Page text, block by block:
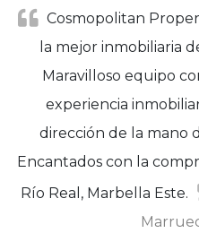
Cosmopolitan
la mejor inmobiliaria
Maravilloso equipo
experiencia
dirección de la mano
Encantados con la
Río Real, Marbella Este.
García
Marie